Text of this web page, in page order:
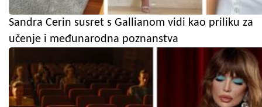
Sandra Cerin susret s Gallianom vidi kao priliku za
učenje i međunarodna poznanstva